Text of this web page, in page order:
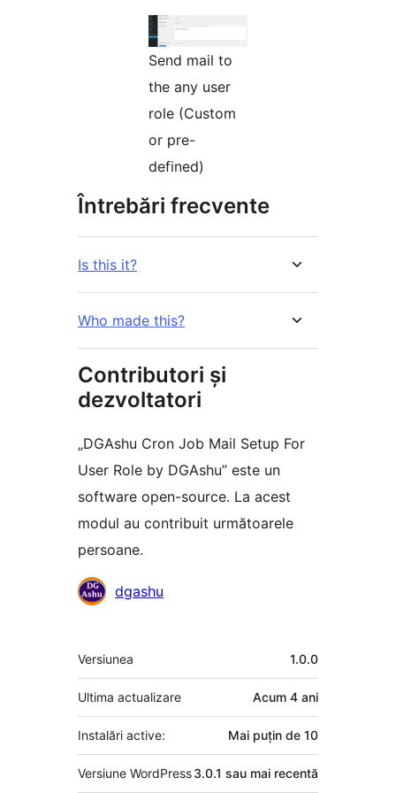
Send mail to
the any user
role (Custom
or pre-
defined)
Întrebări frecvente
Is this it?
Who made this?
Contributori și
dezvoltatori
„DGAshu Cron Job Mail Setup For
User Role by DGAshu” este un
software open-source. La acest
modul au contribuit următoarele
persoane.
Contributori
dgashu
Meta
Versiunea 1.0.0
Ultima actualizare Acum 4 ani
Instalări active: Mai puțin de 10
Versiune WordPress3.0.1 sau mai recentă